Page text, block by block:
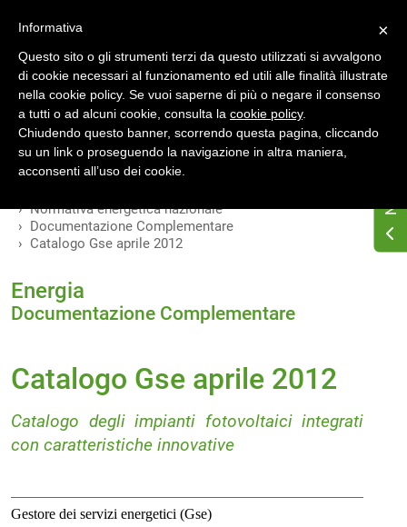
INDICE VERSIONI
MODIFICHE
Normativa energetica nazionale
Documentazione Complementare
Catalogo Gse aprile 2012
Energia
Documentazione Complementare
Catalogo Gse aprile 2012
Catalogo degli impianti fotovoltaici integrati
con caratteristiche innovative
Gestore dei servizi energetici (Gse)
×
Informativa
Questo sito o gli strumenti terzi da questo utilizzati si avvalgono
di cookie necessari al funzionamento ed utili alle finalità illustrate
nella cookie policy. Se vuoi saperne di più o negare il consenso
a tutti o ad alcuni cookie, consulta la cookie policy.
Chiudendo questo banner, scorrendo questa pagina, cliccando
su un link o proseguendo la navigazione in altra maniera,
acconsenti all’uso dei cookie.